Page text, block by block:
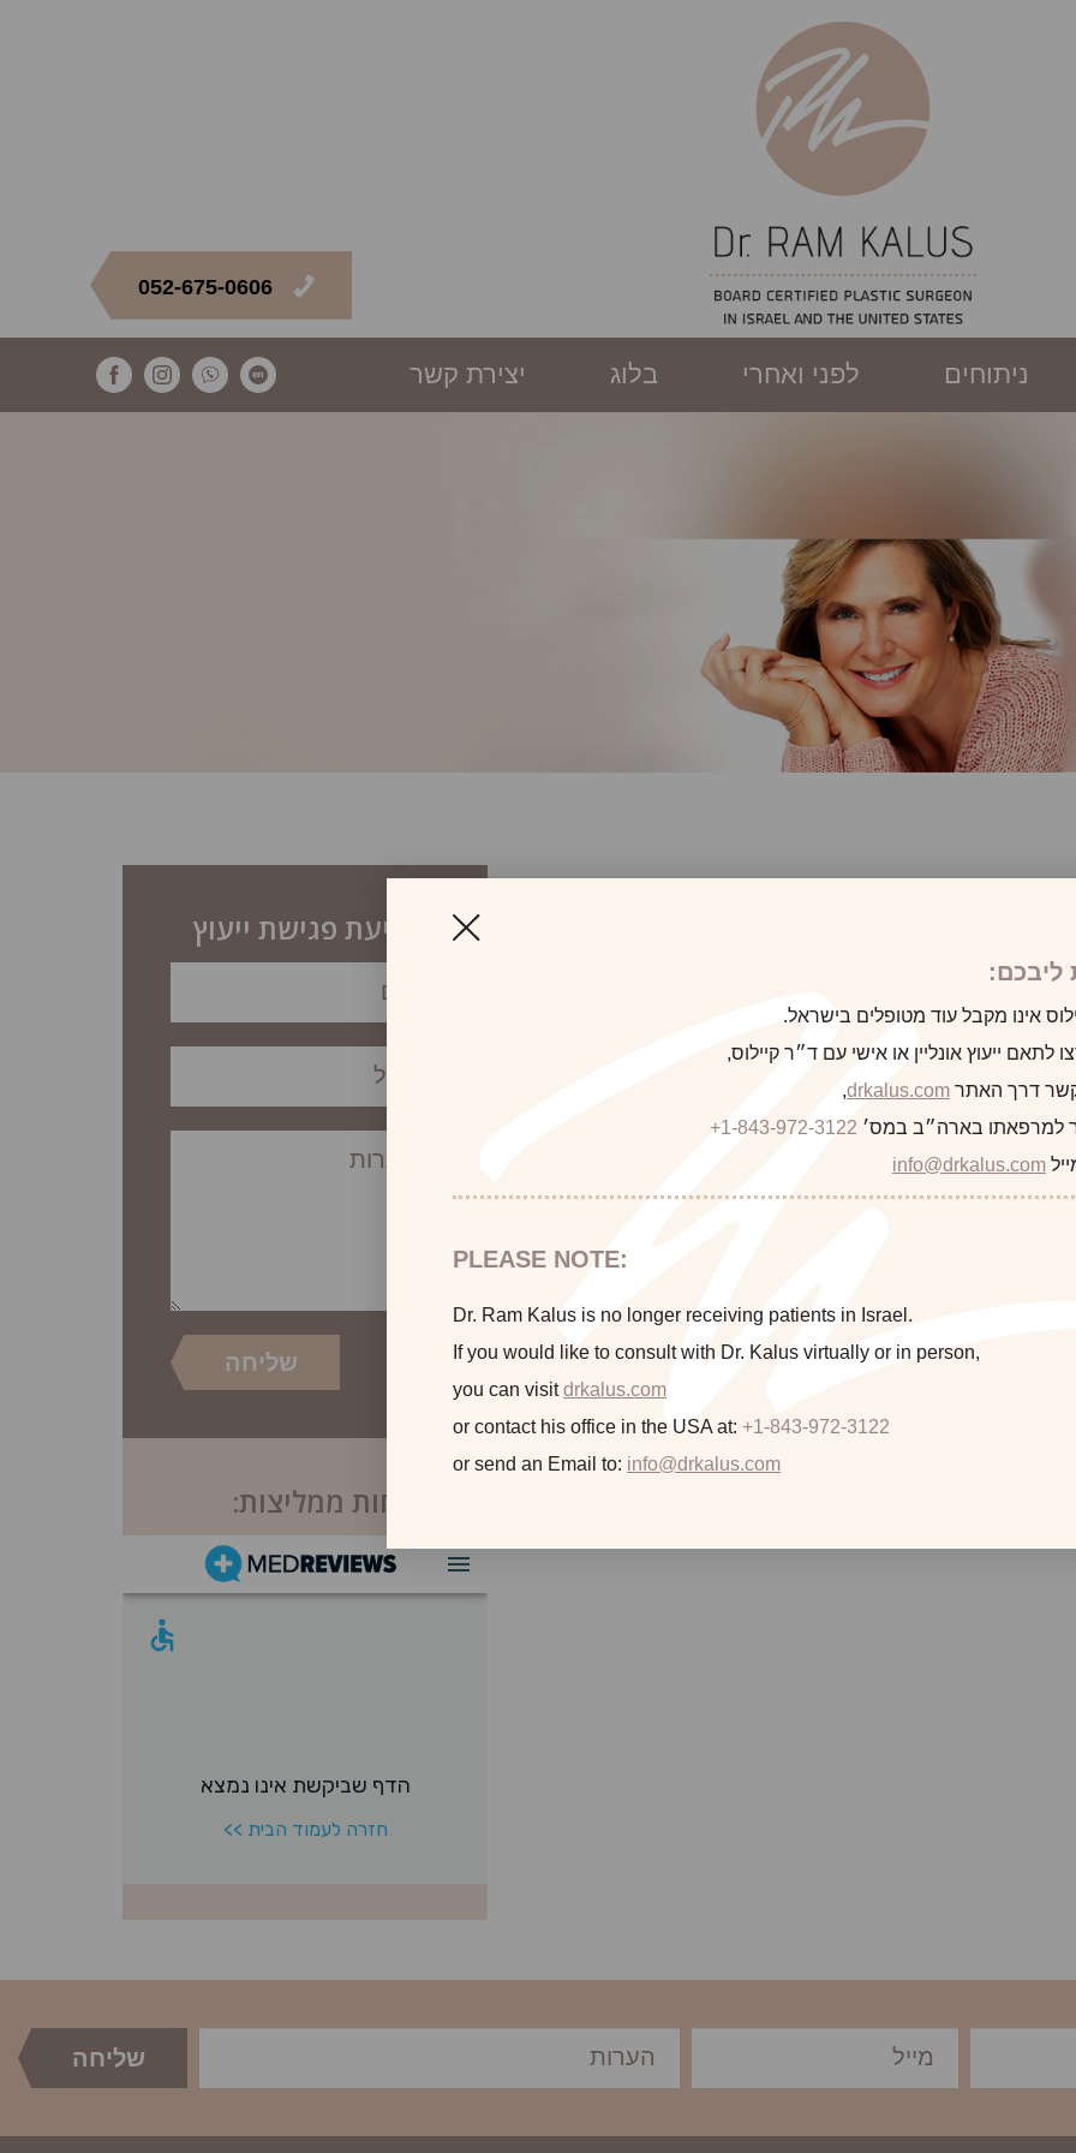
052-675-0606
ניתוחים לפני ואחרי בלוג יצירת קשר
לקוח/ה הבא
This 30 year old woman was concerned about mild brow
left. She was treated by Dr. Kalus with approximately 5 units
לקביעת פגישת ייעוץ
לקוחות ממליצות:
ליבכם:
אינו מקבל עוד מטופלים בישראל.
לתאם ייעוץ אונליין או אישי עם ד״ר קיילוס,
קשר דרך האתר drkalus.com
,
למרפאתו בארה״ב במס׳ +1-843-972-3122
info@drkalus.com
PLEASE NOTE:
Dr. Ram Kalus is no longer receiving patients in Israel.
If you would like to consult with Dr. Kalus virtually or in person,
you can visitdrkalus.com
or contact his office in the USA at: +1-843-972-3122
or send an Email to: info@drkalus.com